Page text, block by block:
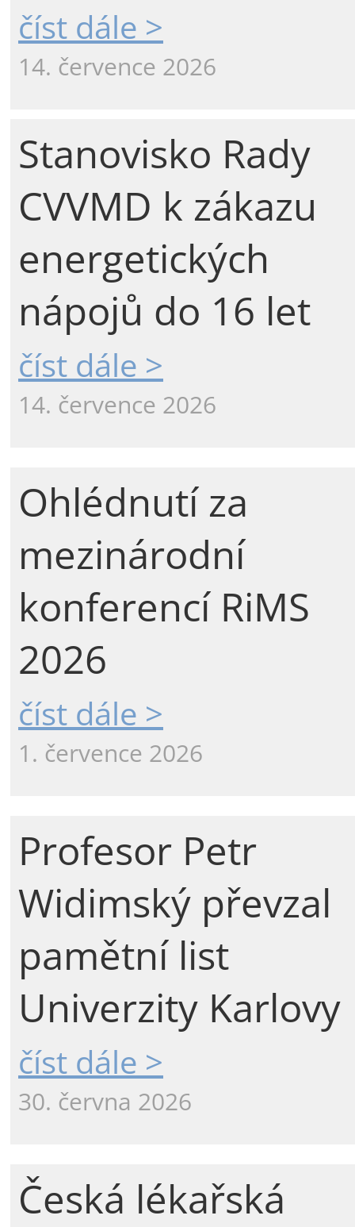
číst dále >
14. července 2026
Stanovisko Rady
CVVMD k zákazu
energetických
nápojů do 16 let
číst dále >
14. července 2026
Ohlédnutí za
mezinárodní
konferencí RiMS
2026
číst dále >
1. července 2026
Profesor Petr
Widimský převzal
pamětní list
Univerzity Karlovy
číst dále >
30. června 2026
Česká lékařská